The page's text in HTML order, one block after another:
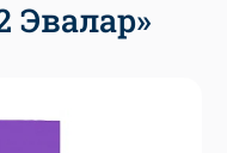
Эвалар»